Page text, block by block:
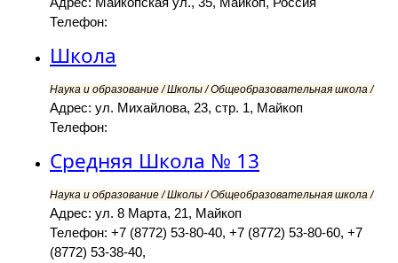
Телефон:
Школа
Наука и образование / Школы / Общеобразовательная школа /
Адрес: ул. Михайлова, 23, стр. 1, Майкоп
Телефон:
Средняя Школа № 13
Наука и образование / Школы / Общеобразовательная школа /
Адрес: ул. 8 Марта, 21, Майкоп
Телефон: +7 (8772) 53-80-40, +7 (8772) 53-80-60, +7
(8772) 53-38-40,